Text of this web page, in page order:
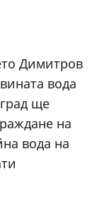
Димитров
вода
ще
на
вода на